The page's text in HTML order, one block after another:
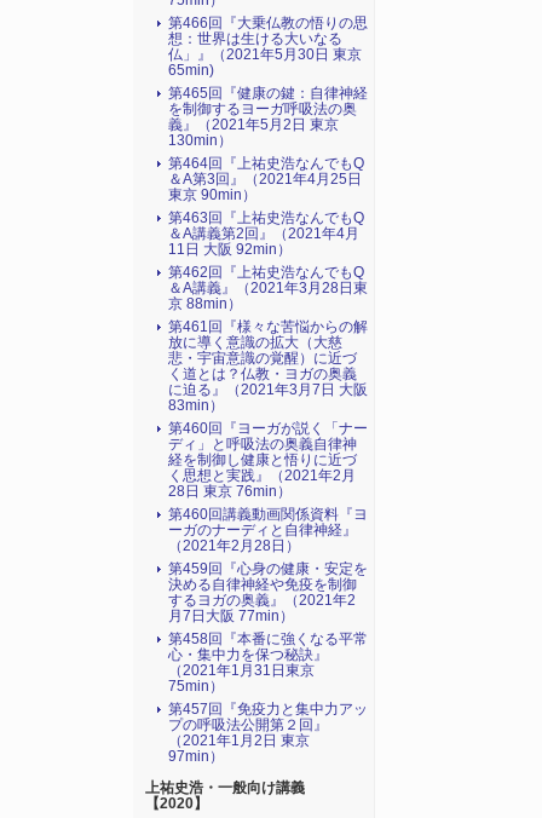
第466回『大乗仏教の悟りの思
想：世界は生ける大いなる
仏」』（2021年5月30日 東京
65min)
第465回『健康の鍵：自律神経
を制御するヨーガ呼吸法の奥
義』（2021年5月2日 東京
130min）
第464回『上祐史浩なんでもQ
＆A第3回』（2021年4月25日
東京 90min）
第463回『上祐史浩なんでもQ
＆A講義第2回』（2021年4月
11日 大阪 92min）
第462回『上祐史浩なんでもQ
＆A講義』（2021年3月28日東
京 88min）
第461回『様々な苦悩からの解
放に導く意識の拡大（大慈
悲・宇宙意識の覚醒）に近づ
く道とは？仏教・ヨガの奥義
に迫る』（2021年3月7日 大阪
83min）
第460回『ヨーガが説く「ナー
ディ」と呼吸法の奥義自律神
経を制御し健康と悟りに近づ
く思想と実践』（2021年2月
28日 東京 76min）
第460回講義動画関係資料『ヨ
ーガのナーディと自律神経』
（2021年2月28日）
第459回『心身の健康・安定を
決める自律神経や免疫を制御
するヨガの奥義』（2021年2
月7日大阪 77min）
第458回『本番に強くなる平常
心・集中力を保つ秘訣』
（2021年1月31日東京
75min）
第457回『免疫力と集中力アッ
プの呼吸法公開第２回』
（2021年1月2日 東京
97min）
上祐史浩・一般向け講義
【2020】